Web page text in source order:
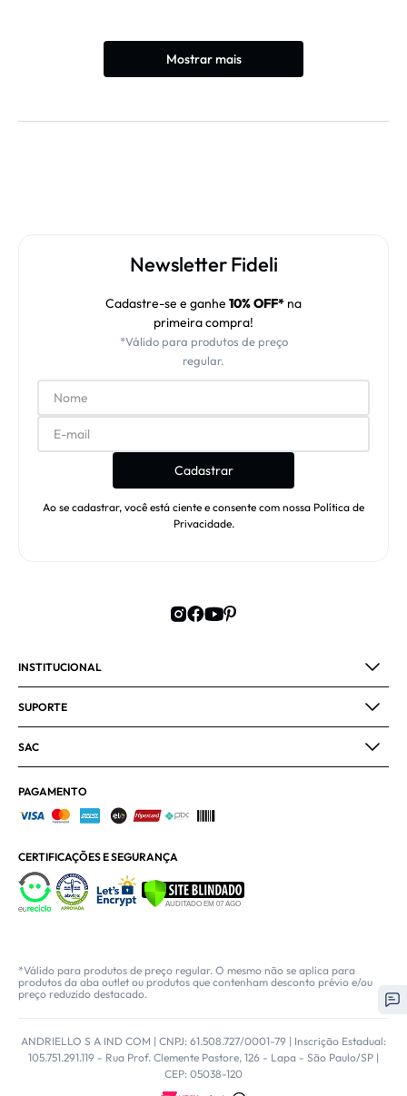
Mostrar mais
Newsletter Fideli
Cadastre-se e ganhe 10% OFF* na
primeira compra!
*Válido para produtos de preço
regular.
Cadastrar
Ao se cadastrar, você está ciente e consente com nossa Política de
Privacidade.
INSTITUCIONAL
SUPORTE
SAC
PAGAMENTO
CERTIFICAÇÕES E SEGURANÇA
*Válido para produtos de preço regular. O mesmo não se aplica para
produtos da aba outlet ou produtos que contenham desconto prévio e/ou
preço reduzido destacado.
ANDRIELLO S A IND COM | CNPJ: 61.508.727/0001-79 | Inscrição Estadual:
105.751.291.119 - Rua Prof. Clemente Pastore, 126 - Lapa - São Paulo/SP |
CEP: 05038-120